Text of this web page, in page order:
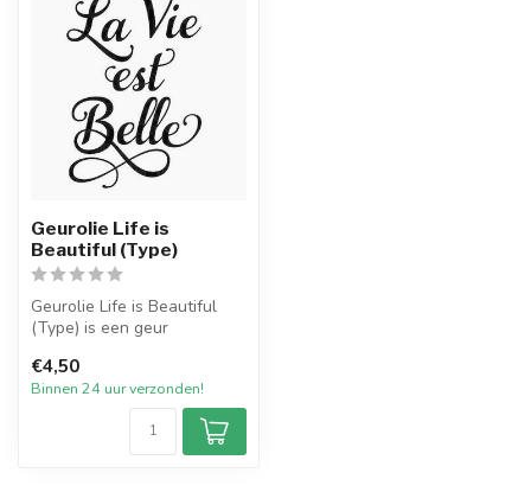
Geurolie Life is
Beautiful (Type)
Geurolie Life is Beautiful
(Type) is een geur
welbeke...
€4,50
Binnen 24 uur verzonden!